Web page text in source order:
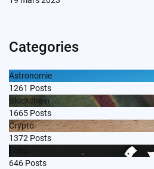
Categories
Astronomie
1261 Posts
Blockchain
1665 Posts
Crypto
1372 Posts
646 Posts